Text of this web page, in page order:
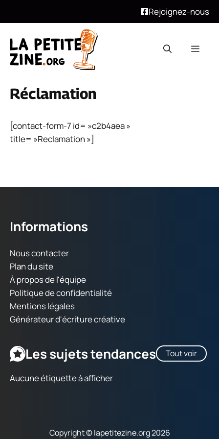
Rejoignez-nous
contenu
Réclamation
[contact-form-7 id= »c2b4aea »
title= »Reclamation »]
Informations
Nous contacter
Plan du site
À propos de l'équipe
Politique de confidentialité
Mentions légales
Générateur d'écriture créative
Les sujets tendances Tout voir
Aucune étiquette à afficher
Copyright © lapetitezine.org 2026